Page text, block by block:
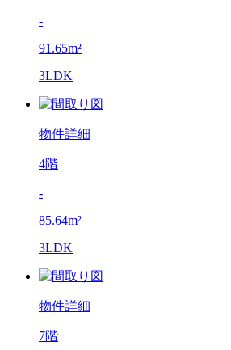
-
91.65m²
3LDK
物件詳細
4階
-
85.64m²
3LDK
物件詳細
7階